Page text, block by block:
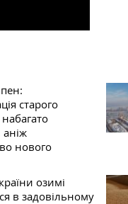
старого
аніж
нового
озимі
в задовільному